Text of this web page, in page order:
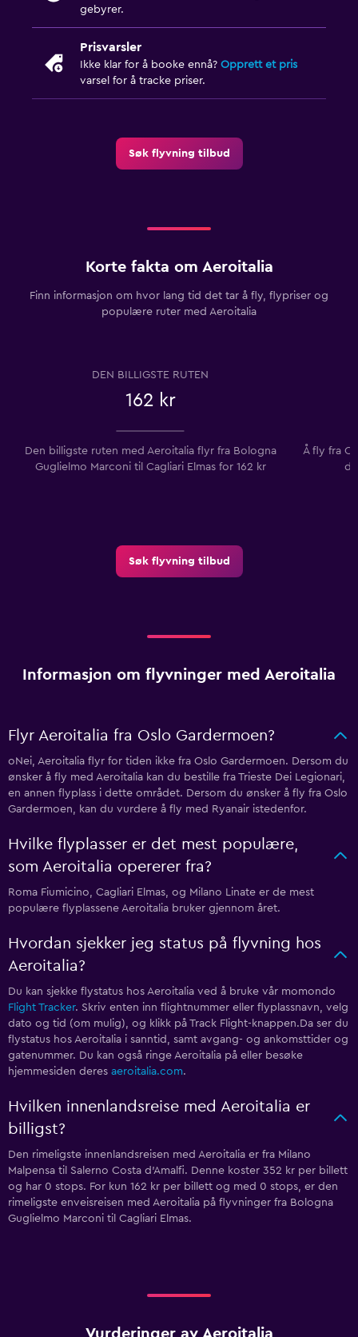
gebyrer.
Prisvarsler
Ikke klar for å booke ennå? Opprett et pris
varsel for å tracke priser.
Søk flyvning tilbud
Korte fakta om Aeroitalia
Finn informasjon om hvor lang tid det tar å fly, flypriser og
populære ruter med Aeroitalia
DEN BILLIGSTE RUTEN
162 kr
Den billigste ruten med Aeroitalia flyr fra Bologna
Guglielmo Marconi til Cagliari Elmas for 162 kr
Å fly fra
Søk flyvning tilbud
Informasjon om flyvninger med Aeroitalia
Flyr Aeroitalia fra Oslo Gardermoen?
oNei, Aeroitalia flyr for tiden ikke fra Oslo Gardermoen. Dersom du
ønsker å fly med Aeroitalia kan du bestille fra Trieste Dei Legionari,
en annen flyplass i dette området. Dersom du ønsker å fly fra Oslo
Gardermoen, kan du vurdere å fly med Ryanair istedenfor.
Hvilke flyplasser er det mest populære,
som Aeroitalia opererer fra?
Roma Fiumicino, Cagliari Elmas, og Milano Linate er de mest
populære flyplassene Aeroitalia bruker gjennom året.
Hvordan sjekker jeg status på flyvning hos
Aeroitalia?
Du kan sjekke flystatus hos Aeroitalia ved å bruke vår momondo
Flight Tracker. Skriv enten inn flightnummer eller flyplassnavn, velg
dato og tid (om mulig), og klikk på Track Flight-knappen.Da ser du
flystatus hos Aeroitalia i sanntid, samt avgang- og ankomsttider og
gatenummer. Du kan også ringe Aeroitalia på eller besøke
hjemmesiden deres aeroitalia.com.
Hvilken innenlandsreise med Aeroitalia er
billigst?
Den rimeligste innenlandsreisen med Aeroitalia er fra Milano
Malpensa til Salerno Costa d'Amalfi. Denne koster 352 kr per billett
og har 0 stops. For kun 162 kr per billett og med 0 stops, er den
rimeligste enveisreisen med Aeroitalia på flyvninger fra Bologna
Guglielmo Marconi til Cagliari Elmas.